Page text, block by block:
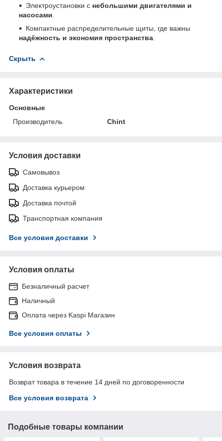
Электроустановки с небольшими двигателями и
насосами
Компактные распределительные щиты, где важны
надёжность и экономия пространства
Скрыть
Характеристики
Основные
Производитель
Chint
Условия доставки
Самовывоз
Доставка курьером
Доставка почтой
Транспортная компания
Все условия доставки
Условия оплаты
Безналичный расчет
Наличный
Оплата через Kaspi Магазин
Все условия оплаты
Условия возврата
Возврат товара в течение 14 дней по договоренности
Все условия возврата
Подобные товары компании